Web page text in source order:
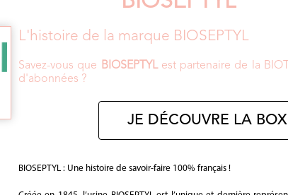
L'histoire de la marque BIOSEPTYL
Savez-vous que BIOSEPTYLest partenaire de la
d'abonnées ?
JE DÉCOUVRE LA
BIOSEPTYL : Une histoire de savoir-faire 100% français !